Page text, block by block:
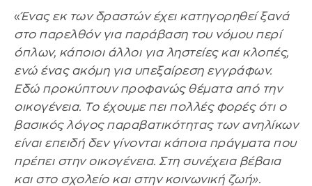
«Ένας εκ των δραστών έχει κατηγορηθεί ξανά
στο παρελθόν για παράβαση του νόμου περί
όπλων, κάποιοι άλλοι για ληστείες και κλοπές,
ενώ ένας ακόμη για υπεξαίρεση εγγράφων.
Εδώ προκύπτουν προφανώς θέματα από την
οικογένεια. Το έχουμε πει πολλές φορές ότι ο
βασικός λόγος παραβατικότητας των ανηλίκων
είναι επειδή δεν γίνονται κάποια πράγματα που
πρέπει στην οικογένεια. Στη συνέχεια βέβαια
και στο σχολείο και στην κοινωνική ζωή».